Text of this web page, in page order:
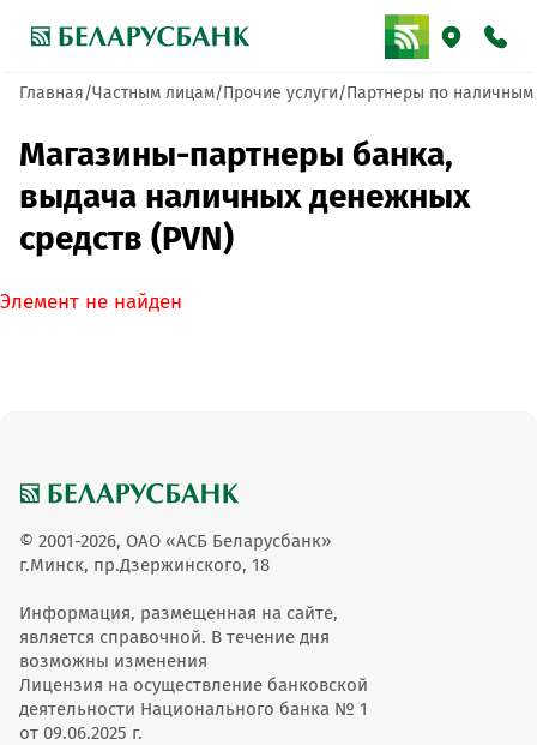
Главная Частным лицам Прочие услуги Партнеры по наличным
Магазины-партнеры банка,
выдача наличных денежных
средств (PVN)
Элемент не найден
© 2001-2026, ОАО «АСБ Беларусбанк»
г.Минск, пр.Дзержинского, 18
Информация, размещенная на сайте,
является справочной. В течение дня
возможны изменения
Лицензия на осуществление банковской
деятельности Национального банка № 1
от 09.06.2025 г.